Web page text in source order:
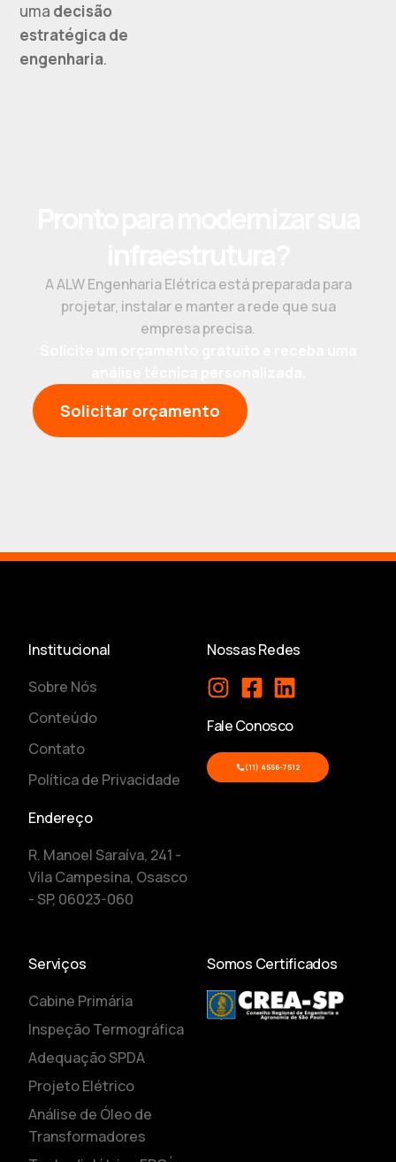
uma decisão
estratégica de
engenharia.
A ALW Engenharia Elétrica está preparada para
projetar, instalar e manter a rede que sua
empresa precisa.
Solicitar orçamento
Institucional
Sobre Nós
Conteúdo
Contato
Política de Privacidade
Endereço
R. Manoel Saraíva, 241 -
Vila Campesina, Osasco
- SP, 06023-060
Nossas Redes
Fale Conosco
(11) 4556-7512
Serviços
Cabine Primária
Inspeção Termográfica
Adequação SPDA
Projeto Elétrico
Análise de Óleo de
Transformadores
Somos Certificados